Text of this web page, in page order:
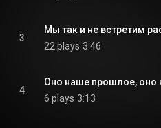
3
Мы так и не встретим
22 plays 3:46
4
Оно наше прошлое, оно
6 plays 3:13